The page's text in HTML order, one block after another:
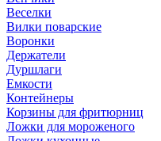
Веселки
Вилки поварские
Воронки
Держатели
Дуршлаги
Емкости
Контейнеры
Корзины для фритюрниц
Ложки для мороженого